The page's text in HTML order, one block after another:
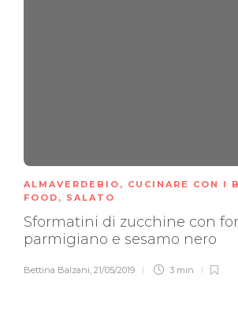
ALMAVERDEBIO , CUCINARE CON I
FOOD , SALATO
Sformatini di zucchine con
parmigiano e sesamo nero
Bettina Balzani 21/05/2019 3 min